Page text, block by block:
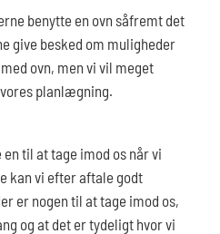
benytte en ovn såfremt det
give besked om muligheder
ovn, men vi vil meget
planlægning.
til at tage imod os når vi
kan vi efter aftale godt
er nogen til at tage imod os,
og at det er tydeligt hvor vi